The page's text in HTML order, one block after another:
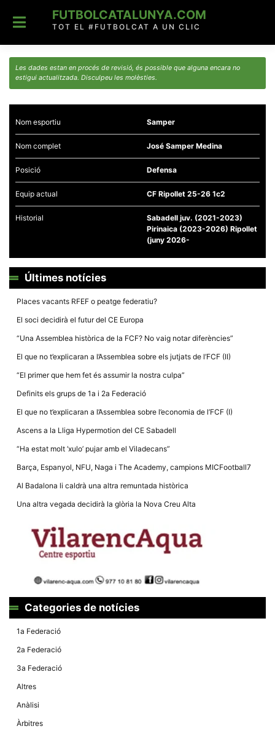
content
FUTBOLCATALUNYA.COM
TOT EL #FUTBOLCAT A UN CLIC
Les dades estan en procés de revisió, és possible que alguna encara no
estigui actualitzada. Disculpeu les molèsties.
Nom esportiu Samper
Nom complet José Samper Medina
Posició Defensa
Equip actual CF Ripollet 25-26 1c2
Historial
Sabadell juv. (2021-2023)
Pirinaica (2023-2026) Ripollet
(juny 2026-
Últimes notícies
Places vacants RFEF o peatge federatiu?
El soci decidirà el futur del CE Europa
“Una Assemblea històrica de la FCF? No vaig notar diferències”
El que no t’explicaran a l’Assemblea sobre els jutjats de l’FCF (II)
“El primer que hem fet és assumir la nostra culpa”
Definits els grups de 1a i 2a Federació
El que no t’explicaran a l’Assemblea sobre l’economia de l’FCF (I)
Ascens a la Lliga Hypermotion del CE Sabadell
“Ha estat molt ‘xulo’ pujar amb el Viladecans”
Barça, Espanyol, NFU, Naga i The Academy, campions MICFootball7
Al Badalona li caldrà una altra remuntada històrica
Una altra vegada decidirà la glòria la Nova Creu Alta
Categories de notícies
1a Federació
2a Federació
3a Federació
Altres
Anàlisi
Àrbitres
Aquestes
són
per al
tècnic de la
Estadístiques
Recopilem
estadístiques
del lloc web
per a millorar
la funcionalitat
d'usuari